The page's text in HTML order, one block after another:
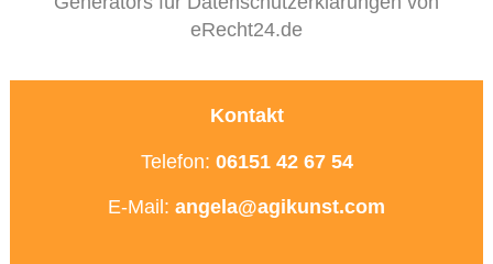
eRecht24.de
Kontakt
Telefon: 06151 42 67 54
E-Mail: angela@agikunst.com